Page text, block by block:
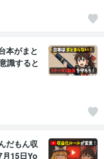
本がまと
識すると
だもん収
15日Yo